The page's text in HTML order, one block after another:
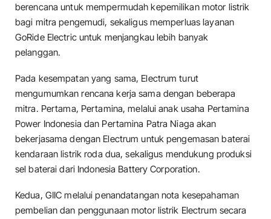
berencana untuk mempermudah kepemilikan motor listrik
bagi mitra pengemudi, sekaligus memperluas layanan
GoRide Electric untuk menjangkau lebih banyak
pelanggan.
Pada kesempatan yang sama, Electrum turut
mengumumkan rencana kerja sama dengan beberapa
mitra. Pertama, Pertamina, melalui anak usaha Pertamina
Power Indonesia dan Pertamina Patra Niaga akan
bekerjasama dengan Electrum untuk pengemasan baterai
kendaraan listrik roda dua, sekaligus mendukung produksi
sel baterai dari Indonesia Battery Corporation.
Kedua, GIIC melalui penandatangan nota kesepahaman
pembelian dan penggunaan motor listrik Electrum secara